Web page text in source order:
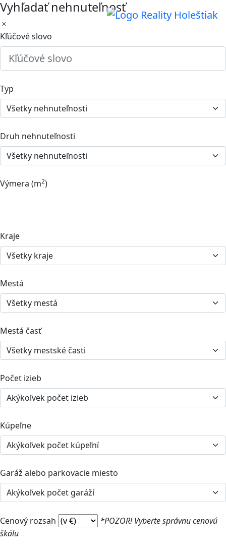
Vyhľadať nehnuteľnosť
Kľúčové slovo
Typ
Druh nehnuteľnosti
Výmera (m2)
Kraje
Mestá
Mestá časť
Počet izieb
Kúpeľne
Garáž alebo parkovacie miesto
Cenový rozsah
*POZOR! Vyberte správnu cenovú
škálu